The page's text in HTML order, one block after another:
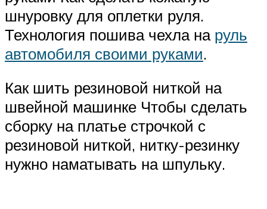
шнуровку для оплетки руля.
Технология пошива чехла на руль
автомобиля своими руками.
Как шить резиновой ниткой на
швейной машинке Чтобы сделать
сборку на платье строчкой с
резиновой ниткой, нитку-резинку
нужно наматывать на шпульку.